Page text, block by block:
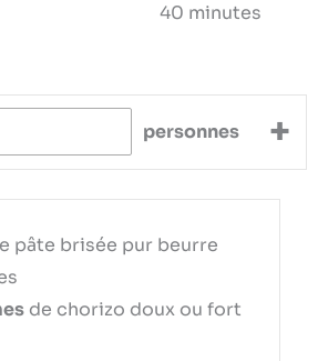
40 minutes
personnes +
pâte brisée pur beurre
de chorizo doux ou fort